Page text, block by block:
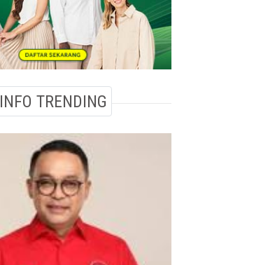
INFO TRENDING